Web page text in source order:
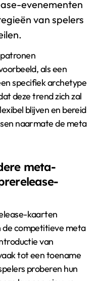
evenementen
van spelers
als een
specifiek archetype
deze trend zich zal
blijven en bereid
naarmate de meta
meta-
kaarten
de competitieve meta
van
tot een toename
proberen hun